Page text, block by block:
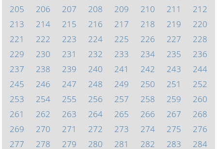
205
206 207 208 209 210 211
212
213
214 215 216 217 218 219
220
221
222 223 224 225 226 227
228
229
230 231 232 233 234 235
236
237
238 239 240 241 242 243
244
245
246 247 248 249 250 251
252
253
254 255 256 257 258 259
260
261
262 263 264 265 266 267
268
269
270 271 272 273 274 275
276
277
278 279 280 281 282 283
284